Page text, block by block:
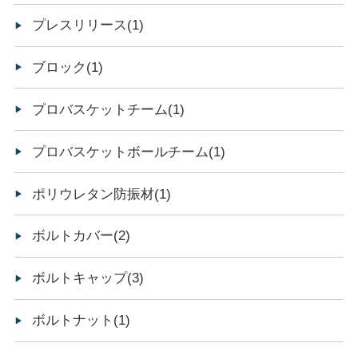
プレスリリース(1)
ブロック(1)
プロバスケットチーム(1)
プロバスケットボールチーム(1)
ポリウレタン防振材(1)
ボルトカバー(2)
ボルトキャップ(3)
ボルトナット(1)